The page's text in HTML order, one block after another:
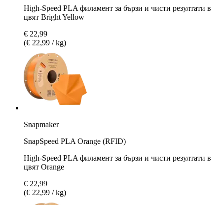
High-Speed PLA филамент за бързи и чисти резултати в
цвят Bright Yellow
€ 22,99
(€ 22,99 / kg)
Snapmaker
SnapSpeed PLA Orange (RFID)
High-Speed PLA филамент за бързи и чисти резултати в
цвят Orange
€ 22,99
(€ 22,99 / kg)